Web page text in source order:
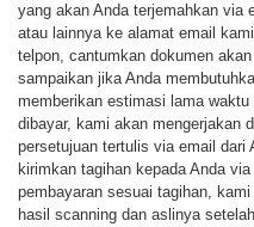
yang akan Anda terjemahkan via
atau lainnya ke alamat email
telpon, cantumkan dokumen
sampaikan jika Anda
memberikan estimasi lama
dibayar, kami akan mengerjakan
persetujuan tertulis via email dari
kirimkan tagihan kepada Anda
pembayaran sesuai tagihan,
hasil scanning dan aslinya